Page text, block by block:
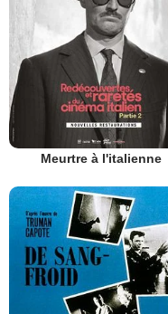
Meurtre à l'italienne